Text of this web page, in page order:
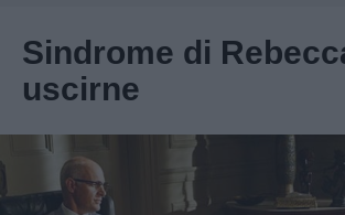
Sindrome di
uscirne